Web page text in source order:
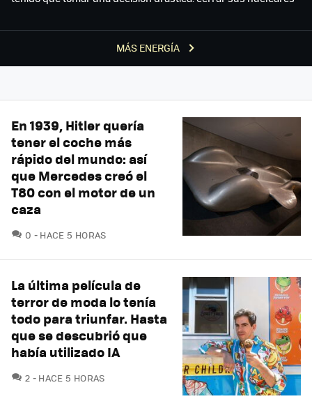
MÁS ENERGÍA
En 1939, Hitler quería
tener el coche más
rápido del mundo: así
que Mercedes creó el
T80 con el motor de un
caza
0 COMENTARIOS
HACE 5 HORAS
La última película de
terror de moda lo tenía
todo para triunfar. Hasta
que se descubrió que
había utilizado IA
2 COMENTARIOS
HACE 5 HORAS